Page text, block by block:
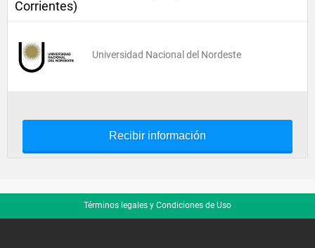
Corrientes)
Universidad Nacional del Nordeste
Recibir información
Términos legales y Condiciones de Uso